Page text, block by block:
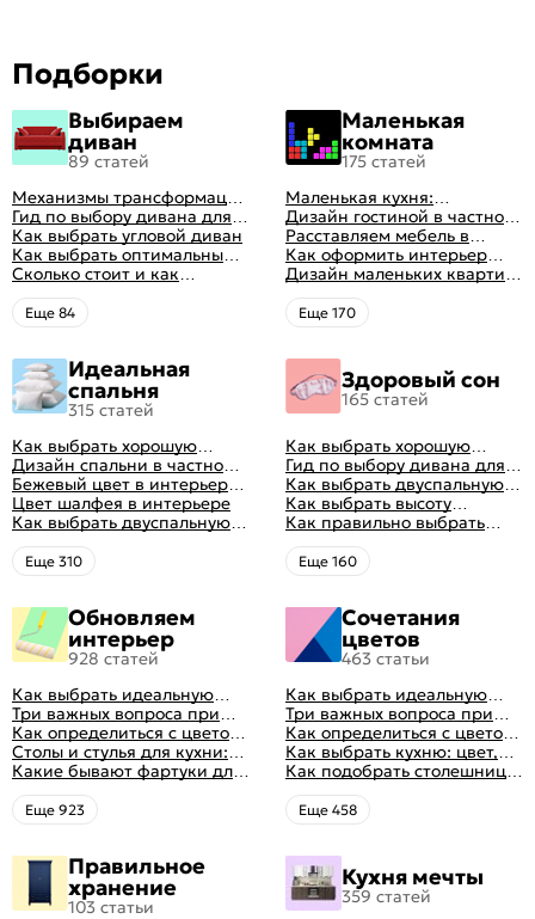
Подборки
Выбираем
диван
89 статей
Механизмы трансформации
диванов: все виды,
особенности, плюсы и
минусы
Гид по выбору дивана для
сна
Как выбрать угловой диван
Как выбрать оптимальный
цвет стен в гостиной: 50
Сколько стоит и как
Eще 84
Маленькая
комната
175 статей
Маленькая кухня:
планировка, стили, цвет и
рисунок, реальные фото
Дизайн гостиной в частном
доме: 50 вариантов с фото
Расставляем мебель в
гостиной: главные правила
рациональной планировки
Как оформить интерьер
однокомнатной квартиры:
Дизайн маленьких квартир:
интерьера с фото
Eще 170
Идеальная
спальня
315 статей
Как выбрать хорошую
кровать для сна
Дизайн спальни в частном
доме: множество идей
оформления идеальных
интерьеров
Бежевый цвет в интерьере
спальни 2024, 40 красивых
интерьеров с фото
Цвет шалфея в интерьере
Как выбрать двуспальную
правильно: советы и фото в
интерьере
Eще 310
Здоровый сон
165 статей
Как выбрать хорошую
кровать для сна
Гид по выбору дивана для
сна
Как выбрать двуспальную
кровать и матрас
правильно: советы и фото в
Как выбрать высоту
матраса
Как правильно выбрать
Eще 160
Обновляем
интерьер
928 статей
Как выбрать идеальную
планировку для кухни
Три важных вопроса при
выборе кухни: готовка,
посуда, комфорт
Как определиться с цветом
кухни: светлые, темные,
яркие
Столы и стулья для кухни:
советы по выбору
Какие бывают фартуки для
выбрать
Eще 923
Сочетания
цветов
463 статьи
Как выбрать идеальную
планировку для кухни
Три важных вопроса при
выборе кухни: готовка,
посуда, комфорт
Как определиться с цветом
кухни: светлые, темные,
яркие
Как выбрать кухню: цвет,
планировка, аксессуары
Как подобрать столешницу
Eще 458
Правильное
хранение
103 статьи
Кухня мечты
359 статей